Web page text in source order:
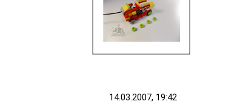
14.03.2007, 19:42